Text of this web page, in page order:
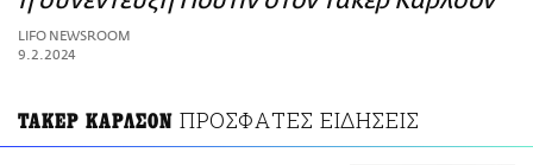
ΑΜΠΑ
PRINT
LIFO NEWSROOM
9.2.2024
ΤΑΚΕΡ ΚΑΡΛΣΟΝ ΠΡΟΣΦΑΤΕΣ ΕΙΔΗΣΕΙΣ